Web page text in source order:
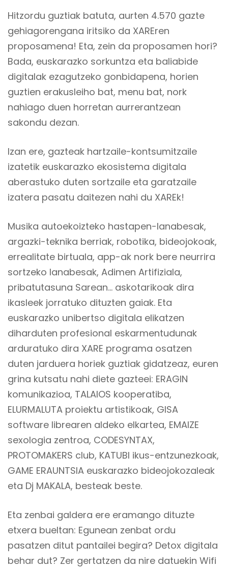
Hitzordu guztiak batuta, aurten 4.570 gazte
gehiagorengana iritsiko da XAREren
proposamena! Eta, zein da proposamen hori?
Bada, euskarazko sorkuntza eta baliabide
digitalak ezagutzeko gonbidapena, horien
guztien erakusleiho bat, menu bat, nork
nahiago duen horretan aurrerantzean
sakondu dezan.
Izan ere, gazteak hartzaile-kontsumitzaile
izatetik euskarazko ekosistema digitala
aberastuko duten sortzaile eta garatzaile
izatera pasatu daitezen nahi du XAREk!
Musika autoekoizteko hastapen-lanabesak,
argazki-teknika berriak, robotika, bideojokoak,
errealitate birtuala, app-ak nork bere neurrira
sortzeko lanabesak, Adimen Artifiziala,
pribatutasuna Sarean… askotarikoak dira
ikasleek jorratuko dituzten gaiak. Eta
euskarazko unibertso digitala elikatzen
diharduten profesional eskarmentudunak
arduratuko dira XARE programa osatzen
duten jarduera horiek guztiak gidatzeaz, euren
grina kutsatu nahi diete gazteei: ERAGIN
komunikazioa, TALAIOS kooperatiba,
ELURMALUTA proiektu artistikoak, GISA
software librearen aldeko elkartea, EMAIZE
sexologia zentroa, CODESYNTAX,
PROTOMAKERS club, KATUBI ikus-entzunezkoak,
GAME ERAUNTSIA euskarazko bideojokozaleak
eta Dj MAKALA, besteak beste.
Eta zenbai galdera ere eramango dituzte
etxera bueltan: Egunean zenbat ordu
pasatzen ditut pantailei begira? Detox digitala
behar dut? Zer gertatzen da nire datuekin Wifi